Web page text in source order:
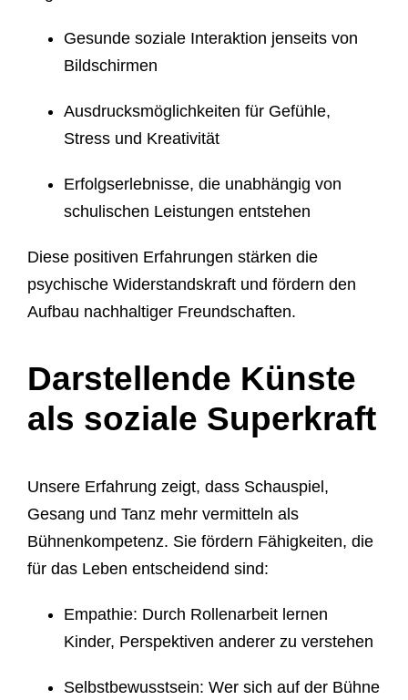
Gesunde soziale Interaktion jenseits von
Bildschirmen
Ausdrucksmöglichkeiten für Gefühle,
Stress und Kreativität
Erfolgserlebnisse, die unabhängig von
schulischen Leistungen entstehen
Diese positiven Erfahrungen stärken die
psychische Widerstandskraft und fördern den
Aufbau nachhaltiger Freundschaften.
Darstellende Künste
als soziale Superkraft
Unsere Erfahrung zeigt, dass Schauspiel,
Gesang und Tanz mehr vermitteln als
Bühnenkompetenz. Sie fördern Fähigkeiten, die
für das Leben entscheidend sind:
Empathie: Durch Rollenarbeit lernen
Kinder, Perspektiven anderer zu verstehen
Selbstbewusstsein: Wer sich auf der Bühne